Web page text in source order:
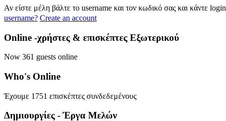
Αν είστε μέλη βάλτε το username και τον κωδικό σας και κάντε login
username? Create an account
Online -χρήστες & επισκέπτες Εξωτερικού
Now 361 guests online
Who's Online
Έχουμε 1751 επισκέπτες συνδεδεμένους
Δημιουργίες - Έργα Μελών